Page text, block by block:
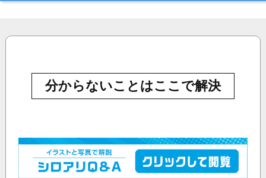
お見積もり
プライバシーポリシー お問い合わせ
分からないことはここで解決